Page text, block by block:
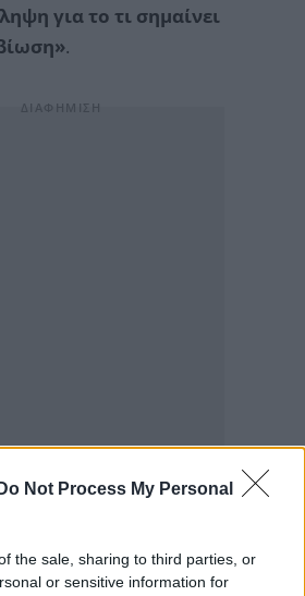
Do Not Process My Personal
the sale, sharing to third parties, or
or sensitive information for
για το τι σημαίνει
.